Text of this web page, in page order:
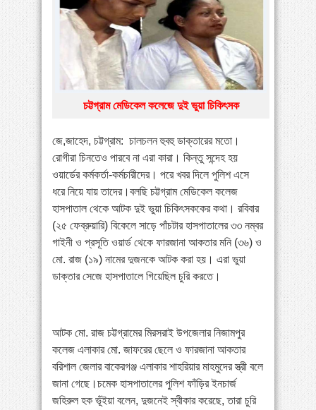
»পায়ের পাতা ব্যথার যত কারণ ও সমাধান
বাংলাদেশে বাড়ছে মায়েলোমা রোগী—সমাধানে বিশেষজ্ঞদের
কর্মশালা
চট্টগ্রাম মেডিকেল কলেজে দুই ভুয়া চিকিৎসক
জে,জাহেদ, চট্টগ্রাম: চালচলন হুবহু ডাক্তারের মতো।
রোগীরা চিনতেও পারবে না এরা কারা। কিন্তু সন্দেহ হয়
ওয়ার্ডের কর্মকর্তা-কর্মচারীদের। পরে খবর দিলে পুলিশ এসে
ধরে নিয়ে যায় তাদের।বলছি চট্টগ্রাম মেডিকেল কলেজ
হাসপাতাল থেকে আটক দুই ভুয়া চিকিৎসককের কথা। রবিবার
(২৫ ফেব্রুয়ারি) বিকেলে সাড়ে পাঁচটার হাসপাতালের ৩৩ নম্বর
গাইনী ও প্রসূতি ওয়ার্ড থেকে ফারজানা আকতার মনি (৩৬) ও
মো. রাজ (১৯) নামের দুজনকে আটক করা হয়। এরা ভুয়া
ডাক্তার সেজে হাসপাতালে গিয়েছিল চুরি করতে।
আটক মো. রাজ চট্টগ্রামের মিরসরাই উপজেলার নিজামপুর
কলেজ এলাকার মো. জাফরের ছেলে ও ফারজানা আকতার
বরিশাল জেলার বাকেরগঞ্জ এলাকার শাহরিয়ার মাহমুদের স্ত্রী বলে
জানা গেছে।চমেক হাসপাতালের পুলিশ ফাঁড়ির ইনচার্জ
জহিরুল হক ভূঁইয়া বলেন, দুজনেই স্বীকার করেছে, তারা চুরি